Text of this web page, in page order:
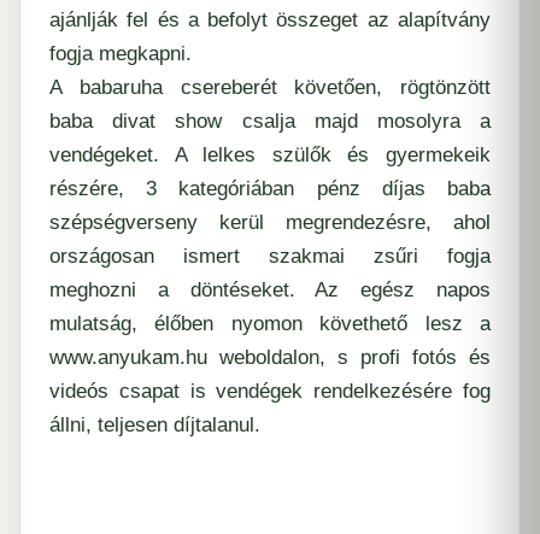
ajánlják fel és a befolyt összeget az alapítvány
fogja megkapni.
A babaruha csereberét követően, rögtönzött
baba divat show csalja majd mosolyra a
vendégeket. A lelkes szülők és gyermekeik
részére, 3 kategóriában pénz díjas baba
szépségverseny kerül megrendezésre, ahol
országosan ismert szakmai zsűri fogja
meghozni a döntéseket. Az egész napos
mulatság, élőben nyomon követhető lesz a
www.anyukam.hu weboldalon, s profi fotós és
videós csapat is vendégek rendelkezésére fog
állni, teljesen díjtalanul.